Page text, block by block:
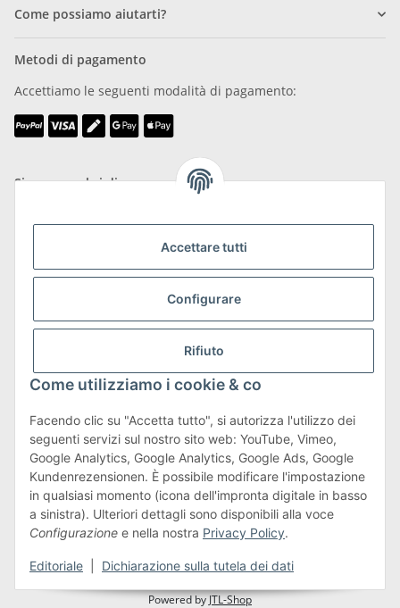
Accettare tutti
Configurare
Rifiuto
Come utilizziamo i cookie & co
Facendo clic su "Accetta tutto", si autorizza l'utilizzo dei
seguenti servizi sul nostro sito web: YouTube, Vimeo,
Google Analytics, Google Analytics, Google Ads, Google
Kundenrezensionen. È possibile modificare l'impostazione
in qualsiasi momento (icona dell'impronta digitale in basso
a sinistra). Ulteriori dettagli sono disponibili alla voce
Configurazione e nella nostra Privacy Policy.
Editoriale Dichiarazione sulla tutela dei dati
Come possiamo aiutarti?
Metodi di pagamento
Accettiamo le seguenti modalità di pagamento:
Siamo membri di
Maggiori informazioni su spedizioni e resi
Termini e condizioni
#global.withdrawalForm#
* Tutti i prezzi sono comprensivi di IVA.più
Powered byJTL-Shop